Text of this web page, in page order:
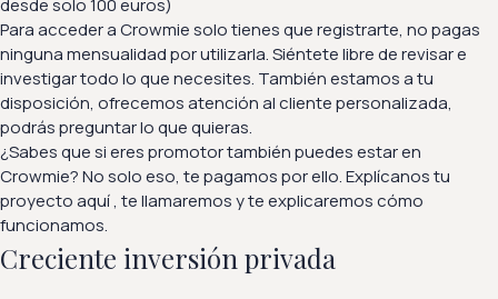
desde solo 100 euros)
Para acceder a Crowmie solo tienes que registrarte, no pagas
ninguna mensualidad por utilizarla. Siéntete libre de revisar e
investigar todo lo que necesites. También estamos a tu
disposición, ofrecemos atención al cliente personalizada,
podrás preguntar lo que quieras.
¿Sabes que si eres promotor también puedes estar en
Crowmie? No solo eso, te pagamos por ello. Explícanos tu
proyectoaquí, te llamaremos y te explicaremos cómo
funcionamos.
Creciente inversión privada